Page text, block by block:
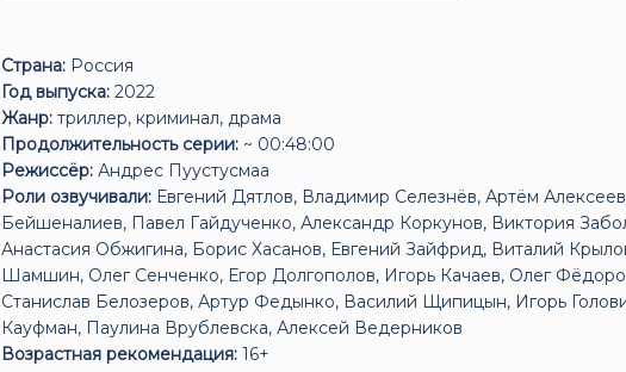
Страна: Россия
Год выпуска: 2022
Жанр: триллер, криминал, драма
Продолжительность серии: ~ 00:48:00
Режиссёр: Андрес Пуустусмаа
Роли озвучивали: Евгений Дятлов, Владимир Селезнёв, Артём
Бейшеналиев, Павел Гайдученко, Александр Коркунов, Виктория
Анастасия Обжигина, Борис Хасанов, Евгений Зайфрид, Виталий
Шамшин, Олег Сенченко, Егор Долгополов, Игорь Качаев, Олег
Станислав Белозеров, Артур Федынко, Василий Щипицын, Игорь
Кауфман, Паулина Врублевска, Алексей Ведерников
Возрастная рекомендация: 16+